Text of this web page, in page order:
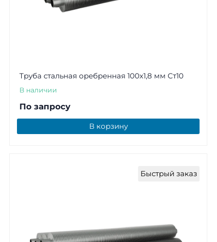
Труба стальная оребренная 100х1,8 мм Ст10
В наличии
По запросу
В корзину
Быстрый заказ